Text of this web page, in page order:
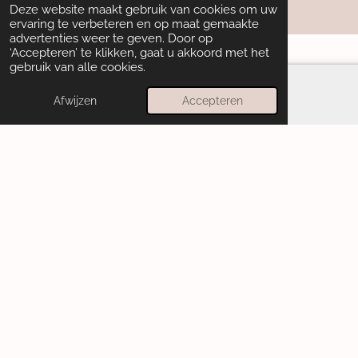
Deze website maakt gebruik van cookies om uw
ervaring te verbeteren en op maat gemaakte
advertenties weer te geven. Door op
‘Accepteren’ te klikken, gaat u akkoord met het
gebruik van alle cookies.
Afwijzen Accepteren